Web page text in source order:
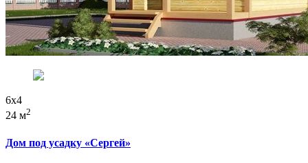
6x4
24 м2
Дом под усадку «Сергей»